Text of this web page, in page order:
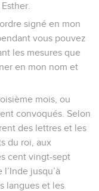
signé en mon
vous pouvez
les mesures que
en mon nom et
mois, ou
convoqués. Selon
des lettres et les
du roi, aux
cent vingt-sept
jusqu’à
langues et les